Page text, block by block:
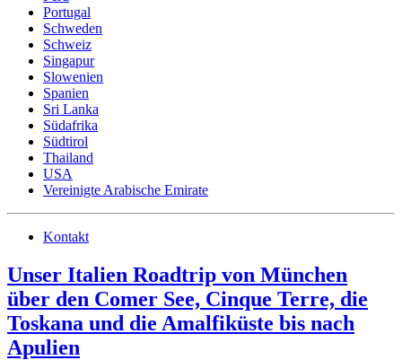
Portugal
Schweden
Schweiz
Singapur
Slowenien
Spanien
Sri Lanka
Südafrika
Südtirol
Thailand
USA
Vereinigte Arabische Emirate
Kontakt
Unser Italien Roadtrip von München
über den Comer See, Cinque Terre, die
Toskana und die Amalfiküste bis nach
Apulien